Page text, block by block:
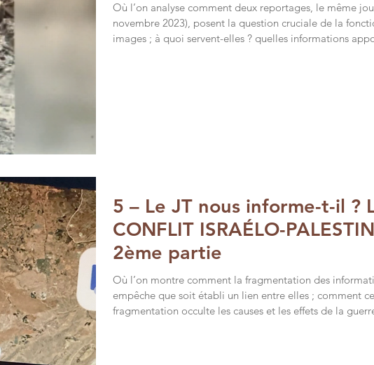
Où l’on analyse comment deux reportages, le même
novembre 2023), posent la question cruciale de la
images ; à quoi servent-elles ? quelles informations
5 – Le JT nous informe-t-il ?
CONFLIT ISRAÉLO-
2ème partie
Où l’on montre comment la fragmentation des
empêche que soit établi un lien entre elles ; comment
fragmentation occulte les causes et les effets de la